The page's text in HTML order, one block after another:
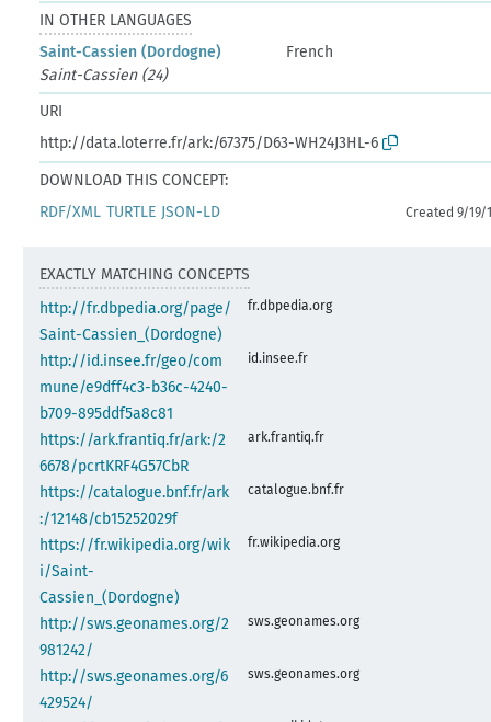
IN OTHER LANGUAGES
Saint-Cassien (Dordogne)
French
Saint-Cassien (24)
URI
http://data.loterre.fr/ark:/67375/D63-WH24J3HL-6
DOWNLOAD THIS CONCEPT:
RDF/XML TURTLE JSON-LD Created 9/19/
EXACTLY MATCHING CONCEPTS
http://fr.dbpedia.org/page/
Saint-Cassien_(Dordogne)
fr.dbpedia.org
http://id.insee.fr/geo/com
mune/e9dff4c3-b36c-4240-
b709-895ddf5a8c81
id.insee.fr
https://ark.frantiq.fr/ark:/2
6678/pcrtKRF4G57CbR
ark.frantiq.fr
https://catalogue.bnf.fr/ark
:/12148/cb15252029f
catalogue.bnf.fr
https://fr.wikipedia.org/wik
i/Saint-
Cassien_(Dordogne)
fr.wikipedia.org
http://sws.geonames.org/2
981242/
sws.geonames.org
http://sws.geonames.org/6
429524/
sws.geonames.org